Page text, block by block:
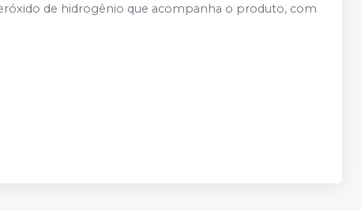
de hidrogênio que acompanha o produto, com